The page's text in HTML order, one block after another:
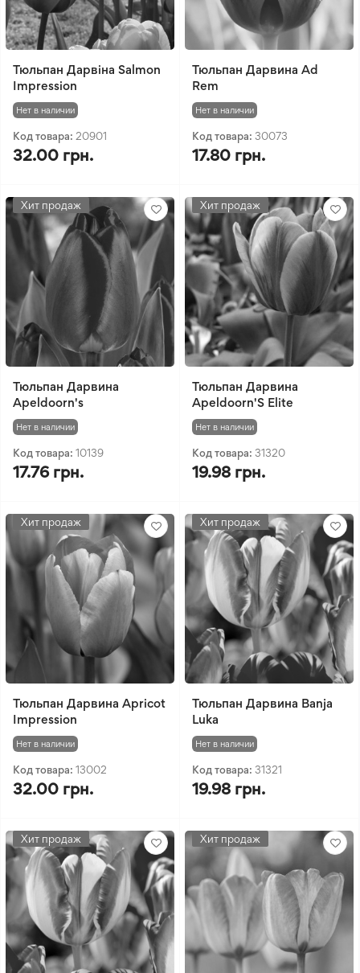
Тюльпан Дарвіна Salmon
Impression
Нет в наличии
Код товара: 20901
32.00 грн.
Тюльпан Дарвина Ad
Rem
Нет в наличии
Код товара: 30073
17.80 грн.
Хит продаж
Тюльпан Дарвина
Apeldoorn's
Нет в наличии
Код товара: 10139
17.76 грн.
Хит продаж
Тюльпан Дарвина
Apeldoorn'S Elite
Нет в наличии
Код товара: 31320
19.98 грн.
Хит продаж
Тюльпан Дарвина Apricot
Impression
Нет в наличии
Код товара: 13002
32.00 грн.
Хит продаж
Тюльпан Дарвина Banja
Luka
Нет в наличии
Код товара: 31321
19.98 грн.
Хит продаж Хит продаж